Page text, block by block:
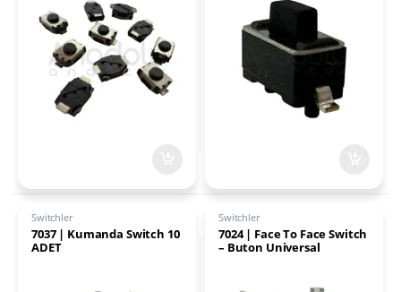
Switchler
7037 | Kumanda Switch 10
ADET
Switchler
7024 | Face To Face Switch
– Buton Universal